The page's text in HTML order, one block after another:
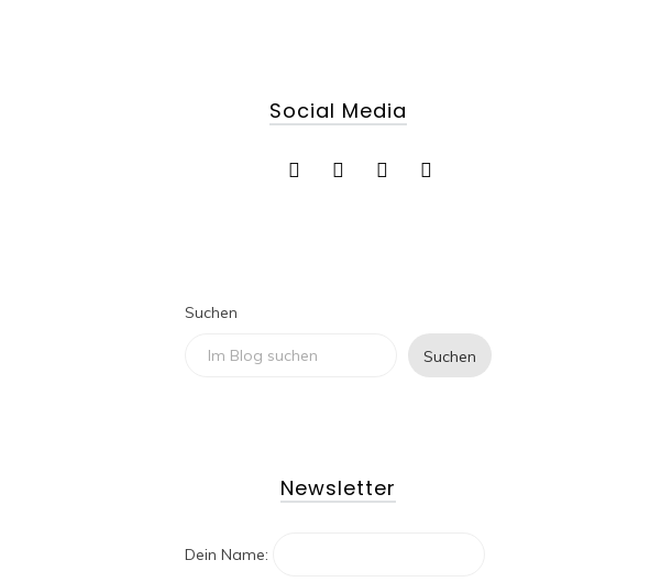
Social Media
Suchen
Suchen
Newsletter
Dein Name: